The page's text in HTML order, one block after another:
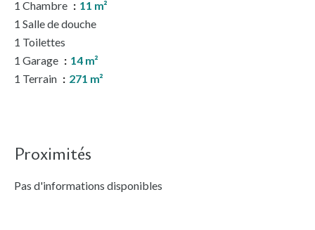
1 Chambre
11 m²
1 Salle de douche
1 Toilettes
1 Garage
14 m²
1 Terrain
271 m²
Proximités
Pas d'informations disponibles